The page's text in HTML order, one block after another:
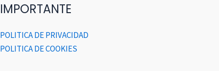
IMPORTANTE
POLITICA DE PRIVACIDAD
POLITICA DE COOKIES